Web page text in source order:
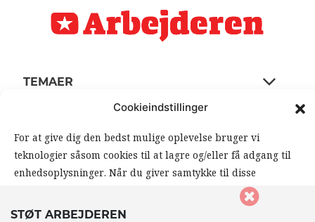
Cookieindstillinger
For at give dig den bedst mulige oplevelse bruger vi
teknologier såsom cookies til at lagre og/eller få adgang til
enhedsoplysninger. Når du giver samtykke til disse
teknologier, giver du os mulighed for at behandle data såsom
din browseradfærd eller unikke ID’er på dette website. Hvis
STØT ARBEJDEREN
TEMAER
KONTAKT